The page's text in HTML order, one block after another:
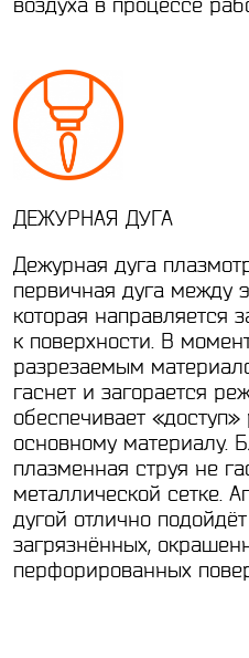
ДЕЖУРНАЯ ДУГА
Дежурная дуга
первичная дуга между
которая направляется
к поверхности. В
разрезаемым
гаснет и загорается
обеспечивает
основному материалу.
плазменная струя не
металлической сетке.
дугой отлично
загрязнённых,
перфорированных